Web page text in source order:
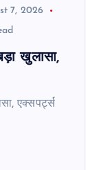
7, 2026
खुलासा,
एक्सपर्ट्स